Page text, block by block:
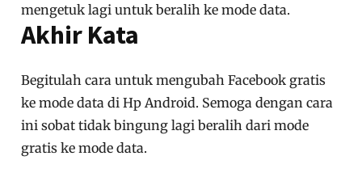
mengetuk lagi untuk beralih ke mode data.
Akhir Kata
Begitulah cara untuk mengubah Facebook gratis
ke mode data di Hp Android. Semoga dengan cara
ini sobat tidak bingung lagi beralih dari mode
gratis ke mode data.